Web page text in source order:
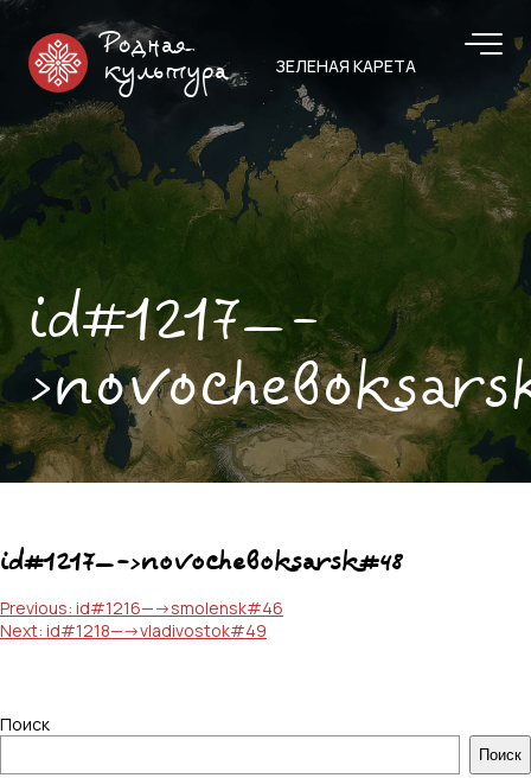
Родная
культура
ЗЕЛЕНАЯ КАРЕТА
id#1217—-
id#1217—->novocheboksarsk#48
Навигация
по
Previous: id#1216—->smolensk#46
Next: id#1218—->vladivostok#49
Поиск
Поиск